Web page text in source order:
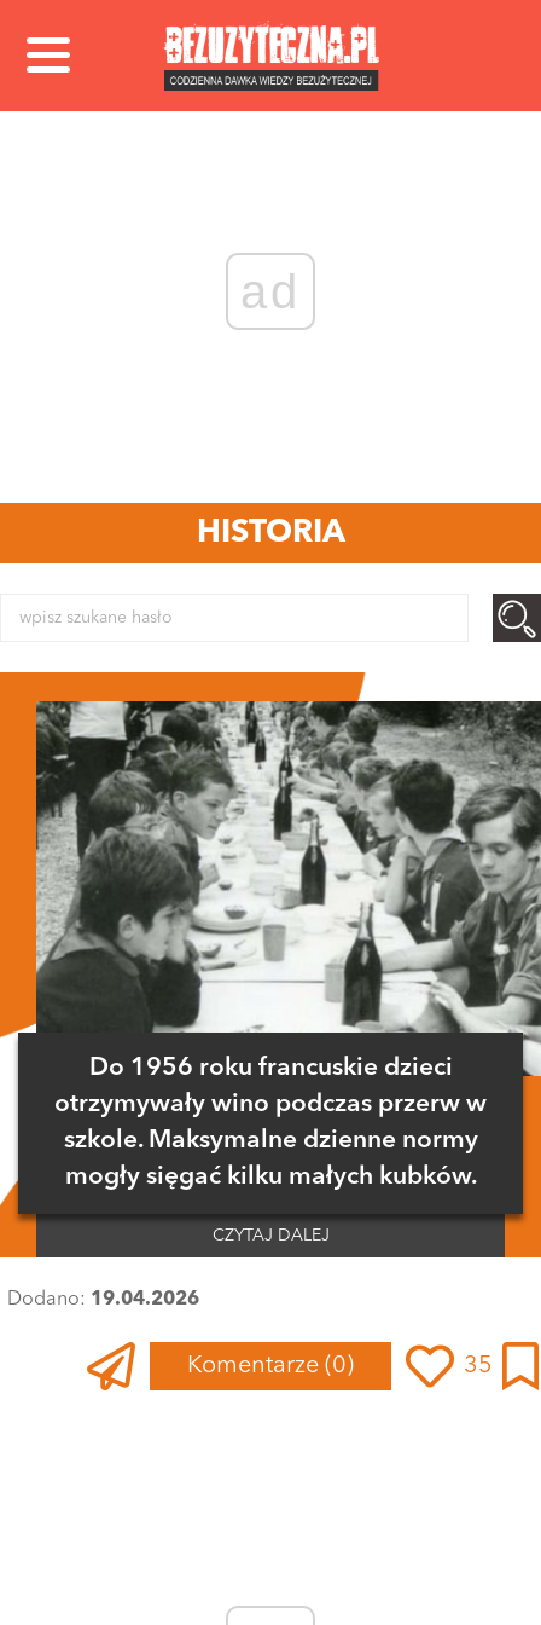
ad
HISTORIA
Do 1956 roku francuskie dzieci
otrzymywały wino podczas przerw w
szkole. Maksymalne dzienne normy
mogły sięgać kilku małych kubków.
CZYTAJ DALEJ
Dodano: 19.04.2026
Komentarze (0) 35